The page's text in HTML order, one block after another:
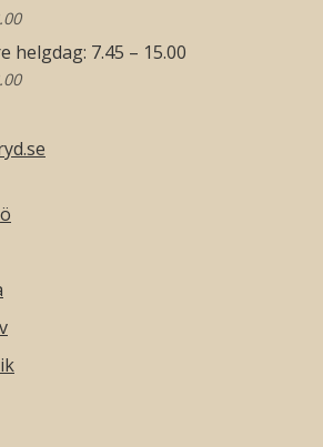
helgdag: 7.45 – 15.00